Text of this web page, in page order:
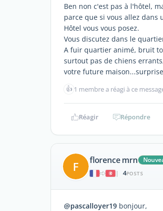
Ben non c'est pas à l'hôtel,
parce que si vous allez dans
Hôtel vous vous posez.
Vous discutez dans le
A fuir quartier animé, bruit
surtout pas de chiens
votre future
👍 1 membre a réagi à ce
Réagir Répondre
F florence mrn
|
4POSTS
@pascalloyer19 bonjour,